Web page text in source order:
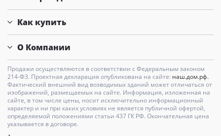
Как купить
О Компании
Продажи осуществляются в соответствии с Федеральным законом
214-Ф3. Проектная декларация опубликована на сайте: наш.дом.рф.
Фактический внешний вид возводимых зданий может отличаться от
изображений, размещаемых на сайте. Информация, изложенная на
сайте, в том числе цены, носит исключительно информационный
характер и ни при каких условиях не является публичной офертой,
определяемой положениями статьи 437 ГК РФ. Окончательная цена
указывается в договоре.